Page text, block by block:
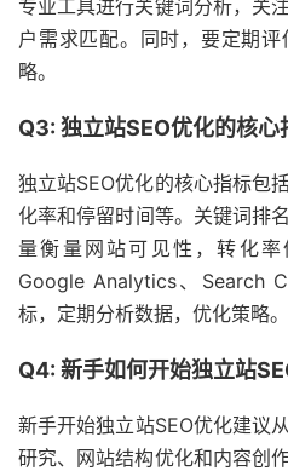
专业工具进行关键词分析，关
户需求匹配。同时，要定期
略。
Q3: 独立站SEO优化的核心
独立站SEO优化的核心指标包
化率和停留时间等。关键词排
量衡量网站可见性，转化
Google Analytics、Search
标，定期分析数据，优化策略。
Q4: 新手如何开始独立站
新手开始独立站SEO优化建议
研究、网站结构优化和内容创